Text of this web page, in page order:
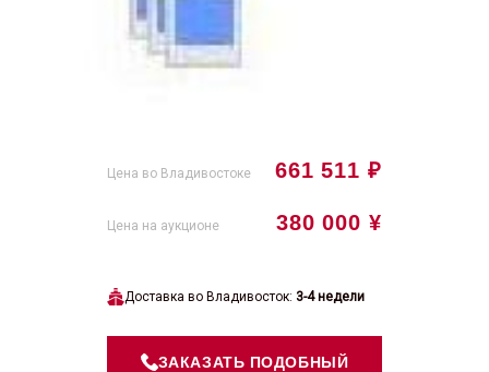
661 511 ₽
Цена во Владивостоке
380 000 ¥
Цена на аукционе
Доставка во Владивосток: 3-4 недели
ЗАКАЗАТЬ ПОДОБНЫЙ